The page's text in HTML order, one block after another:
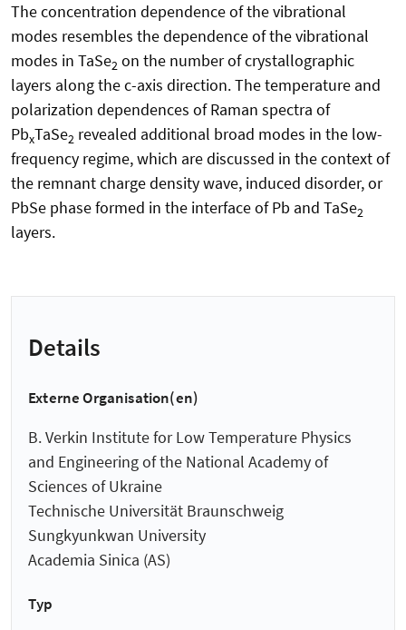
The concentration dependence of the vibrational
modes resembles the dependence of the vibrational
modes in TaSe2 on the number of crystallographic
layers along the c-axis direction. The temperature and
polarization dependences of Raman spectra of
PbxTaSe2 revealed additional broad modes in the low-
frequency regime, which are discussed in the context of
the remnant charge density wave, induced disorder, or
PbSe phase formed in the interface of Pb and TaSe2
layers.
Details
Externe Organisation(en)
B. Verkin Institute for Low Temperature Physics
and Engineering of the National Academy of
Sciences of Ukraine
Technische Universität Braunschweig
Sungkyunkwan University
Academia Sinica (AS)
Typ